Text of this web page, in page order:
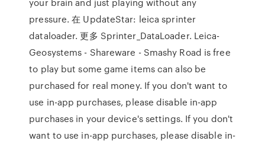
pressure. 在 UpdateStar: leica sprinter
dataloader. 更多 Sprinter_DataLoader. Leica-
Geosystems - Shareware - Smashy Road is free
to play but some game items can also be
purchased for real money. If you don't want to
use in-app purchases, please disable in-app
purchases in your device's settings. If you don't
want to use in-app purchases, please disable in-